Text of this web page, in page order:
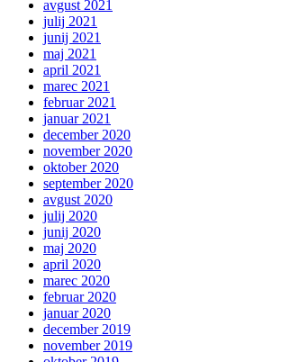
avgust 2021
julij 2021
junij 2021
maj 2021
april 2021
marec 2021
februar 2021
januar 2021
december 2020
november 2020
oktober 2020
september 2020
avgust 2020
julij 2020
junij 2020
maj 2020
april 2020
marec 2020
februar 2020
januar 2020
december 2019
november 2019